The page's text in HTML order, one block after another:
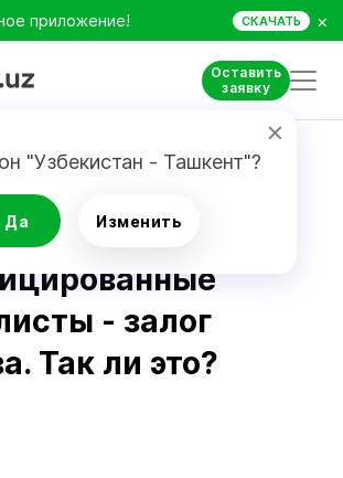
приложение! СКАЧАТЬ ×
Оставить
заявку
"Узбекистан - Ташкент"?
Да Изменить
- залог
Так ли это?